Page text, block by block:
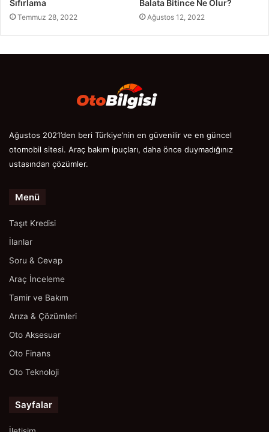
Sıfırlama
Temmuz 28, 2022
Balata Bitince Ne Olur?
Ağustos 12, 2022
Ağustos 2021’den beri Türkiye’nin en güvenilir ve en güncel
otomobil sitesi. Araç bakım ipuçları, daha önce duymadığınız
ustasından çözümler.
Menü
Taşıt Kredisi
İlanlar
Soru & Cevap
Araç İnceleme
Tamir ve Bakım
Arıza & Çözümleri
Oto Aksesuar
Oto Finans
Oto Teknoloji
Sayfalar